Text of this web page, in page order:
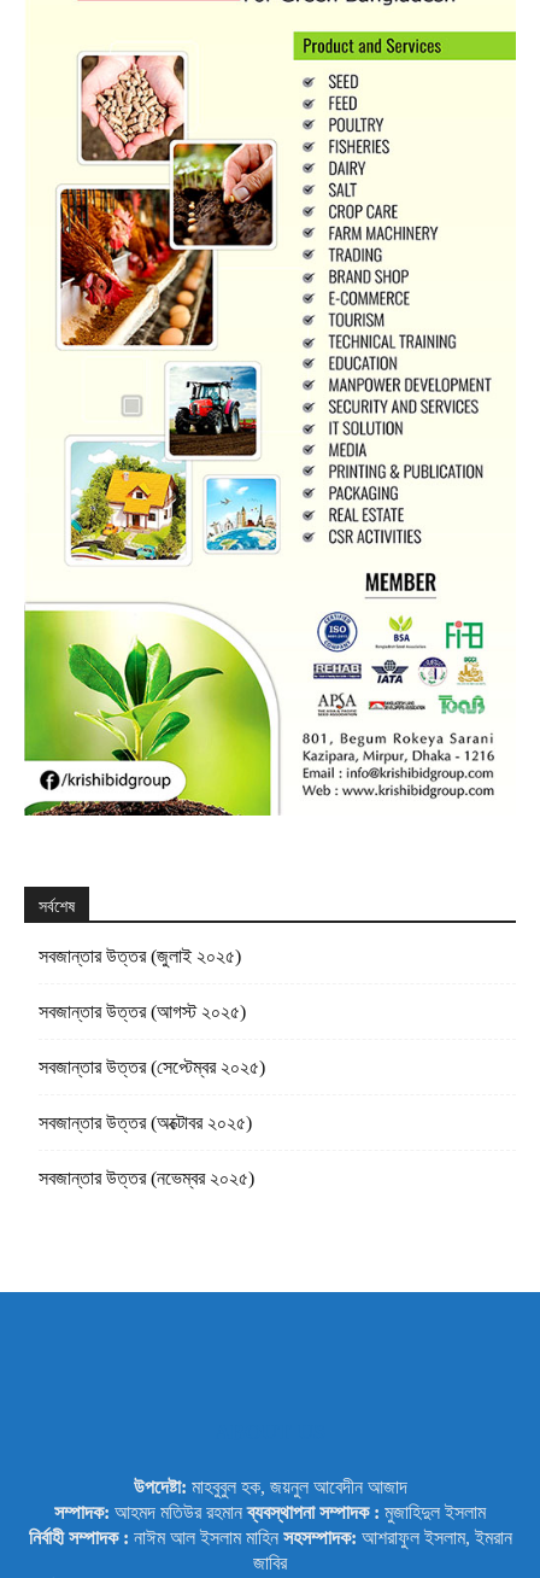
সর্বশেষ
সবজান্তার উত্তর (জুলাই ২০২৫)
সবজান্তার উত্তর (আগস্ট ২০২৫)
সবজান্তার উত্তর (সেপ্টেম্বর ২০২৫)
সবজান্তার উত্তর (অক্টোবর ২০২৫)
সবজান্তার উত্তর (নভেম্বর ২০২৫)
উপদেষ্টা: মাহবুবুল হক, জয়নুল আবেদীন আজাদ
সম্পাদক: আহমদ মতিউর রহমানব্যবস্থাপনা সম্পাদক : মুজাহিদুল ইসলাম
নির্বাহী সম্পাদক : নাঈম আল ইসলাম মাহিন সহসম্পাদক: আশরাফুল ইসলাম, ইমরান
জাবির